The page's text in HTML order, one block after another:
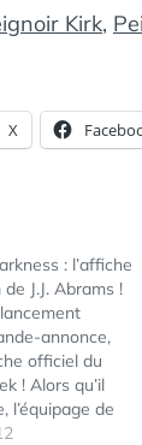
Kirk,
X
: l’affiche
J.J. Abrams !
annonce,
officiel du
! Alors qu’il
l’équipage de
face à des